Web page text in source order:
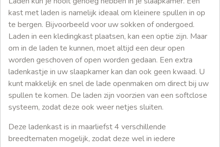
kast met laden is namelijk ideaal om kleinere spullen in op
te bergen. Bijvoorbeeld voor uw sokken of ondergoed.
Laden in een kledingkast plaatsen, kan een optie zijn. Maar
om in de laden te kunnen, moet altijd een deur open
worden geschoven of open worden gedaan. Een extra
ladenkastje in uw slaapkamer kan dan ook geen kwaad. U
kunt makkelijk en snel de lade openmaken om direct bij uw
spullen te komen. De laden zijn voorzien van een softclose
systeem, zodat deze ook weer netjes sluiten.
Deze ladenkast is in maarliefst 4 verschillende
breedtematen mogelijk, zodat deze wel in iedere